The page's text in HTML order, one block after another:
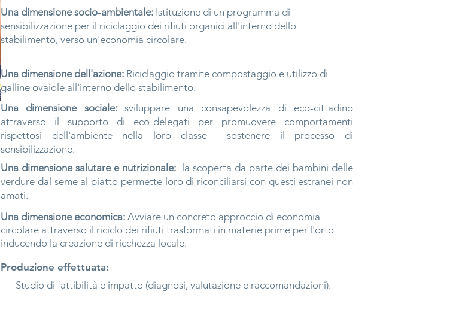
Una dimensione socio-ambientale: Istituzione di un programma di
sensibilizzazione per il riciclaggio dei rifiuti organici all'interno dello
stabilimento, verso un'economia circolare.
Una dimensione dell'azione: Riciclaggio tramite compostaggio e utilizzo di
galline ovaiole all'interno dello stabilimento.
Una dimensione sociale:sviluppare una consapevolezza di eco-cittadino
attraverso il supporto di eco-delegati per promuovere comportamenti
rispettosi dell'ambiente nella loro classe
sostenere il processo di
sensibilizzazione.
Una dimensione salutare e nutrizionale:
la scoperta da parte dei bambini delle
verdure dal seme al piatto permette loro di riconciliarsi con questi estranei non
amati.
Una dimensione economica: Avviare un concreto approccio di economia
circolare attraverso il riciclo dei rifiuti trasformati in materie prime per l'orto
inducendo la creazione di ricchezza locale.
Produzione effettuata:
Studio di fattibilità e impatto (diagnosi, valutazione e raccomandazioni).